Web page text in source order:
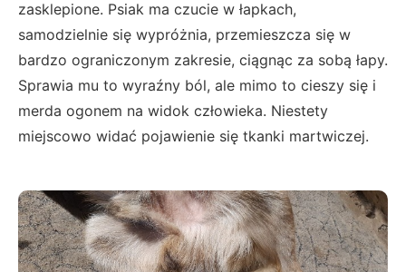
zasklepione. Psiak ma czucie w łapkach,
samodzielnie się wypróżnia, przemieszcza się w
bardzo ograniczonym zakresie, ciągnąc za sobą łapy.
Sprawia mu to wyraźny ból, ale mimo to cieszy się i
merda ogonem na widok człowieka. Niestety
miejscowo widać pojawienie się tkanki martwiczej.